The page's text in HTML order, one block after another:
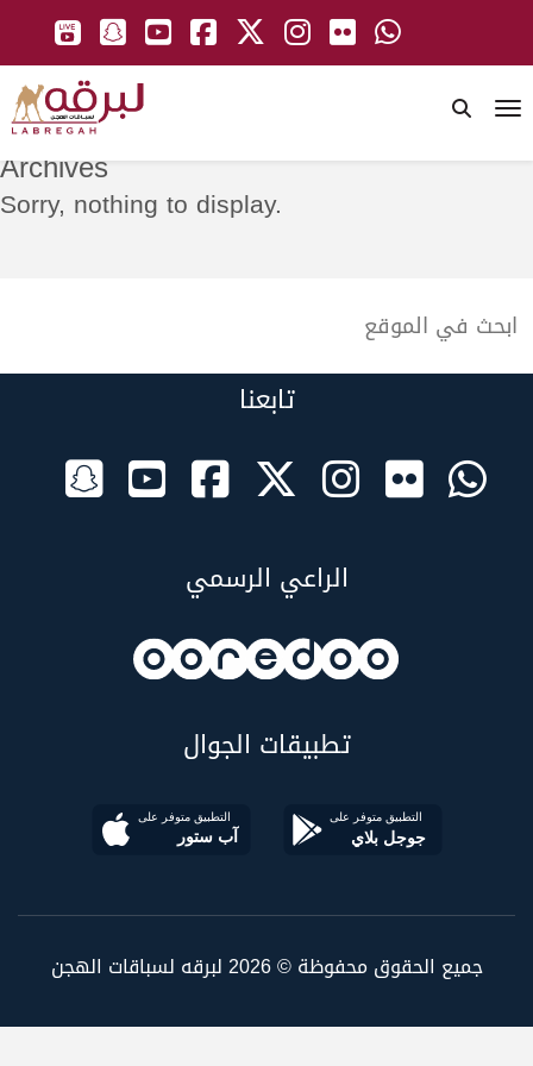
Archives
Sorry, nothing to display.
تابعنا
الراعي الرسمي
تطبيقات الجوال
جميع الحقوق محفوظة © 2026 لبرقه لسباقات الهجن